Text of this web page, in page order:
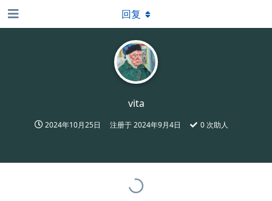
vita
2024年10月25日 注册于2024年9月4日 0 次助人
回复